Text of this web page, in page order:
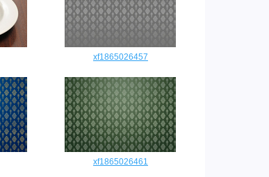
xf1865026457
xf1865026461